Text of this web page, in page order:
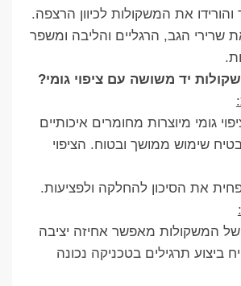
את המשקולות לכיוון הרצפה.
שרירי הגב, הרגליים והליבה ומשפר
יד משושה עם ציפוי גומי?
גומי מיוצרות מחומרים איכותיים
שימוש ממושך ובטוח. הציפוי
את הסיכון להחלקה ולפציעות.
המשקולות מאפשר אחיזה יציבה
ביצוע תרגילים בטכניקה נכונה